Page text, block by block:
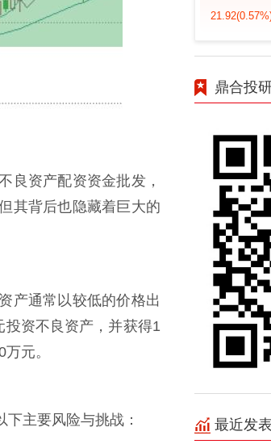
良资产配资资金批发，
其背后也隐藏着巨大的
产通常以较低的价格出
资不良资产，并获得1
元。
主要风险与挑战：
21.92
鼎合投
最近发表